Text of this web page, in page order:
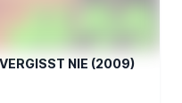
NIE (2009)